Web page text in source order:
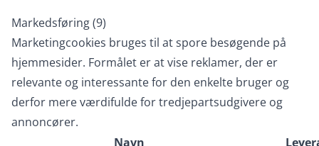
Markedsføring (9)
Marketingcookies bruges til at spore besøgende på
hjemmesider. Formålet er at vise reklamer, der er
relevante og interessante for den enkelte bruger og
derfor mere værdifulde for tredjepartsudgivere og
annoncører.
Navn